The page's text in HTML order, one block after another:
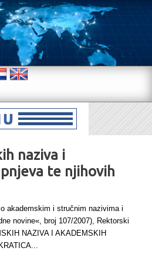
naziva i
te njihovih
akademskim i stručnim nazivima i
novine«, broj 107/2007), Rektorski
NAZIVA I AKADEMSKIH